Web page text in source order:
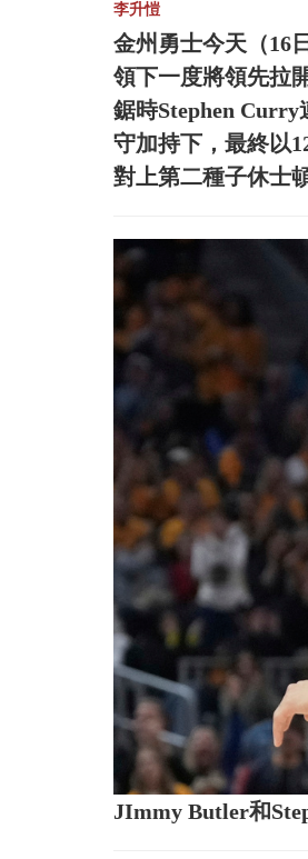
李升愷
金州勇士今天（16
領下一度將領先拉
鋸時Stephen
守加持下，最終以
對上第二種子休士
JImmy Butler和